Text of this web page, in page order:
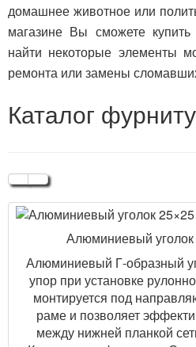
домашнее животное или
магазине Вы сможете
найти некоторые элементы
ремонта или замены
Каталог
Алюминиевый
Алюминиевый Г-образный
упор при установке
монтируется под
раме и позволяет
между нижней планкой